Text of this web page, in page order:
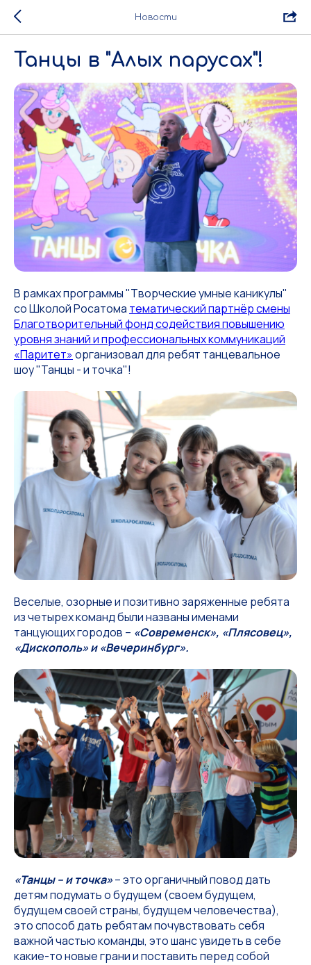
Новости
Танцы в "Алых парусах"!
В рамках программы "Творческие умные каникулы"
со Школой Росатома тематический партнёр смены
Благотворительный фонд содействия повышению
уровня знаний и профессиональных коммуникаций
«Паритет»организовал для ребят танцевальное
шоу "Танцы - и точка"!
Веселые, озорные и позитивно заряженные ребята
из четырех команд были названы именами
танцующих городов – «Современск», «Плясовец»,
«Дискополь» и «Вечеринбург».
«Танцы – и точка»– это органичный повод дать
детям подумать о будущем (своем будущем,
будущем своей страны, будущем человечества),
это способ дать ребятам почувствовать себя
важной частью команды, это шанс увидеть в себе
какие-то новые грани и поставить перед собой